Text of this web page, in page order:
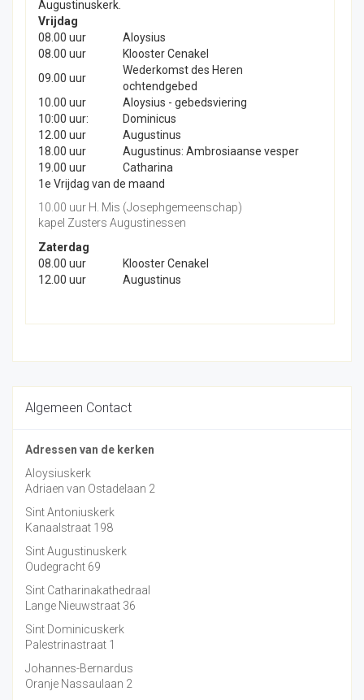
Augustinuskerk.
Vrijdag
08.00 uur
Aloysius
08.00 uur
Klooster Cenakel
09.00 uur
Wederkomst des Heren
ochtendgebed
10.00 uur
Aloysius - gebedsviering
10:00 uur:
Dominicus
12.00 uur
Augustinus
18.00 uur
Augustinus: Ambrosiaanse vesper
19.00 uur
Catharina
1e Vrijdag van de maand
10.00 uur H. Mis (Josephgemeenschap)
kapel Zusters Augustinessen
Zaterdag
08.00 uur
Klooster Cenakel
12.00 uur
Augustinus
Algemeen Contact
Adressen van de kerken
Aloysiuskerk
Adriaen van Ostadelaan 2
Sint Antoniuskerk
Kanaalstraat 198
Sint Augustinuskerk
Oudegracht 69
Sint Catharinakathedraal
Lange Nieuwstraat 36
Sint Dominicuskerk
Palestrinastraat 1
Johannes-Bernardus
Oranje Nassaulaan 2